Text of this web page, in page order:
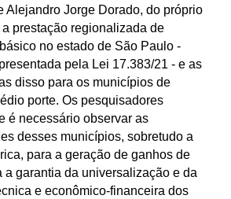
Alejandro Jorge Dorado, do próprio
prestação regionalizada de
no estado de São Paulo -
pela Lei 17.383/21 - e as
disso para os municípios de
porte. Os pesquisadores
é necessário observar as
desses municípios, sobretudo a
para a geração de ganhos de
a garantia da universalização e da
e econômico-financeira dos